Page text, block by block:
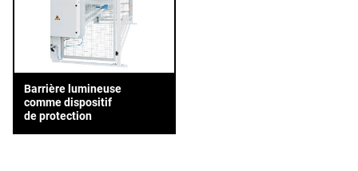
Barrière lumineuse
comme dispositif
de protection